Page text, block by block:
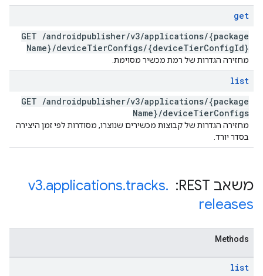
get
GET /androidpublisher/v3/applications/{package
Name}/deviceTierConfigs/{deviceTierConfigId}
מחזירה הגדרות של רמת מכשיר מסוימת.
list
GET /androidpublisher/v3/applications/{package
Name}/deviceTierConfigs
מחזירה הגדרות של קבוצות מכשירים שנוצרו, מסודרות לפי זמן היצירה
בסדר יורד.
משאב REST: ‏ v3.applications.tracks.
releases
Methods
list